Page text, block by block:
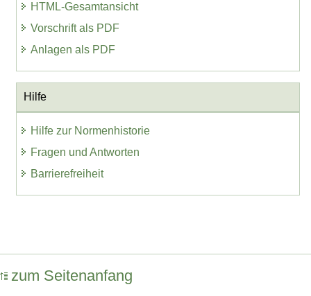
HTML-Gesamtansicht
Vorschrift als PDF
Anlagen als PDF
Hilfe
Hilfe zur Normenhistorie
Fragen und Antworten
Barrierefreiheit
zum Seitenanfang